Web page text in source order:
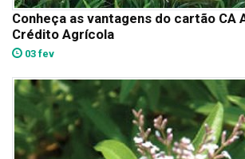
Conheça as vantagens do cartão CA
Crédito Agrícola
03 fev